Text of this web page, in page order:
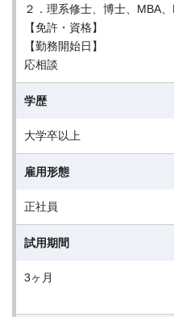
２．理系修士、博士、MBA
【免許・資格】
【勤務開始日】
応相談
学歴
大学卒以上
雇用形態
正社員
試用期間
3ヶ月